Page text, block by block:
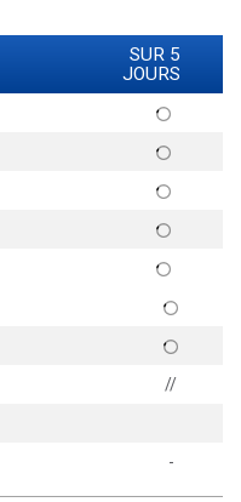
SUR 5
JOURS
//
-